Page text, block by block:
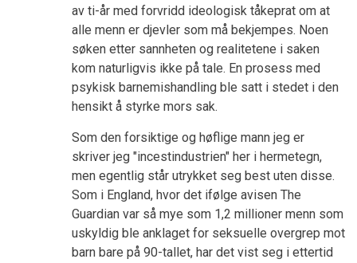
av ti-år med forvridd ideologisk tåkeprat om at
alle menn er djevler som må bekjempes. Noen
søken etter sannheten og realitetene i saken
kom naturligvis ikke på tale. En prosess med
psykisk barnemishandling ble satt i stedet i den
hensikt å styrke mors sak.
Som den forsiktige og høflige mann jeg er
skriver jeg "incestindustrien" her i hermetegn,
men egentlig står utrykket seg best uten disse.
Som i England, hvor det ifølge avisen The
Guardian var så mye som 1,2 millioner menn som
uskyldig ble anklaget for seksuelle overgrep mot
barn bare på 90-tallet, har det vist seg i ettertid